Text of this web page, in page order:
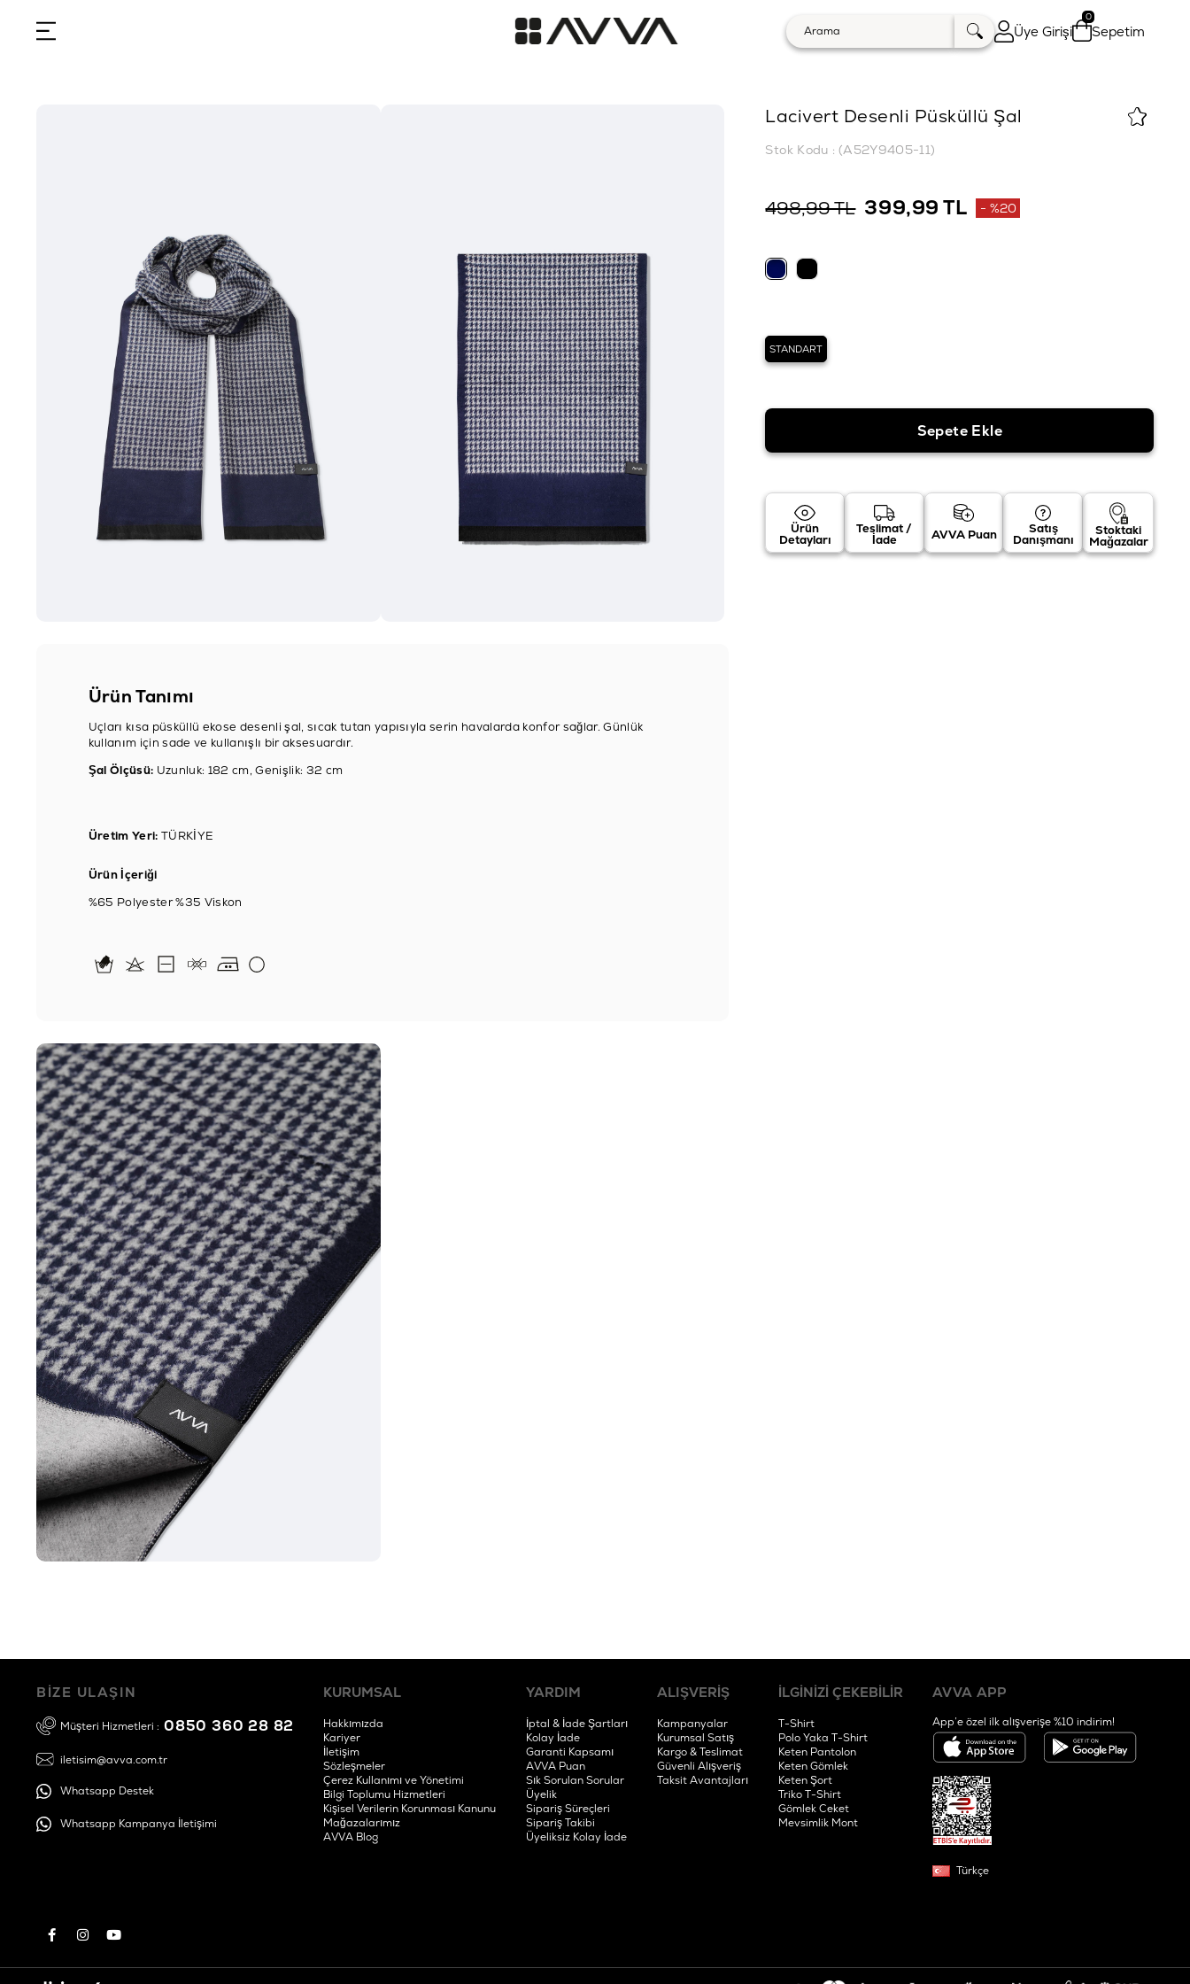
Üye Girişi Sepetim
0
Ürün Tanımı
Uçları kısa püsküllü ekose desenli şal, sıcak tutan yapısıyla serin havalarda konfor sağlar. Günlük
kullanım için sade ve kullanışlı bir aksesuardır.
Şal Ölçüsü: Uzunluk: 182 cm, Genişlik: 32 cm
Üretim Yeri: TÜRKİYE
Ürün İçeriği
%65 Polyester %35 Viskon
Lacivert Desenli Püsküllü Şal
Stok Kodu (A52Y9405-11)
498,99 TL 399,99 TL %20
STANDART
Ürün
Detayları
Teslimat /
İade AVVA Puan Satış
Danışmanı
Stoktaki
Mağazalar
BİZE ULAŞIN
Müşteri Hizmetleri : 0850 360 28 82
iletisim@avva.com.tr
Whatsapp Destek
Whatsapp Kampanya İletişimi
KURUMSAL
Hakkımızda
Kariyer
İletişim
Sözleşmeler
Çerez Kullanımı ve Yönetimi
Bilgi Toplumu Hizmetleri
Kişisel Verilerin Korunması Kanunu
Mağazalarımız
AVVA Blog
YARDIM
İptal & İade Şartları
Kolay İade
Garanti Kapsamı
AVVA Puan
Sık Sorulan Sorular
Üyelik
Sipariş Süreçleri
Sipariş Takibi
Üyeliksiz Kolay İade
ALIŞVERİŞ
Kampanyalar
Kurumsal Satış
Kargo & Teslimat
Güvenli Alışveriş
Taksit Avantajları
İLGİNİZİ ÇEKEBİLİR
T-Shirt
Polo Yaka T-Shirt
Keten Pantolon
Keten Gömlek
Keten Şort
Triko T-Shirt
Gömlek Ceket
Mevsimlik Mont
AVVA APP
App’e özel ilk alışverişe %10 indirim!
Türkçe